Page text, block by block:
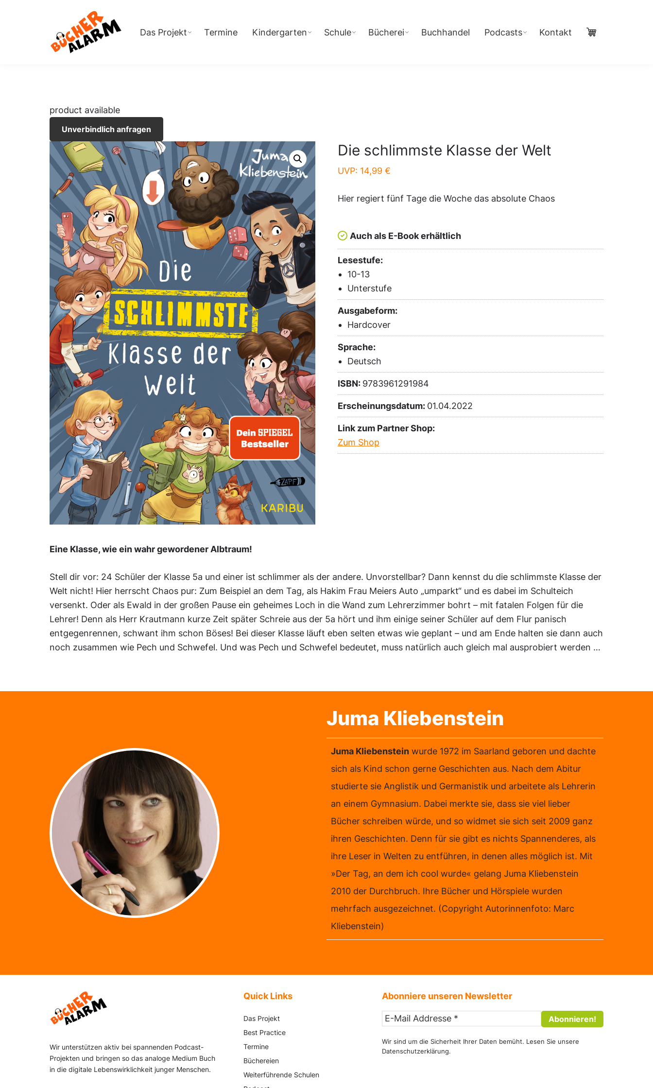
Das Projekt Termine Kindergarten Schule Bücherei Buchhandel Podcasts Kontakt
product available
Unverbindlich anfragen
Die schlimmste Klasse der Welt
UVP: 14,99 €
Hier regiert fünf Tage die Woche das absolute Chaos
Auch als E-Book erhältlich
Lesestufe:
10-13
Unterstufe
Ausgabeform:
Hardcover
Sprache:
Deutsch
ISBN: 9783961291984
Erscheinungsdatum: 01.04.2022
Link zum Partner Shop:
Zum Shop
Eine Klasse, wie ein wahr gewordener Albtraum!
Stell dir vor: 24 Schüler der Klasse 5a und einer ist schlimmer als der andere. Unvorstellbar? Dann kennst du die schlimmste Klasse der
Welt nicht! Hier herrscht Chaos pur: Zum Beispiel an dem Tag, als Hakim Frau Meiers Auto „umparkt“ und es dabei im Schulteich
versenkt. Oder als Ewald in der großen Pause ein geheimes Loch in die Wand zum Lehrerzimmer bohrt – mit fatalen Folgen für die
Lehrer! Denn als Herr Krautmann kurze Zeit später Schreie aus der 5a hört und ihm einige seiner Schüler auf dem Flur panisch
entgegenrennen, schwant ihm schon Böses! Bei dieser Klasse läuft eben selten etwas wie geplant – und am Ende halten sie dann auch
noch zusammen wie Pech und Schwefel. Und was Pech und Schwefel bedeutet, muss natürlich auch gleich mal ausprobiert werden …
Juma Kliebenstein
Juma Kliebenstein wurde 1972 im Saarland geboren und dachte
sich als Kind schon gerne Geschichten aus. Nach dem Abitur
studierte sie Anglistik und Germanistik und arbeitete als Lehrerin
an einem Gymnasium. Dabei merkte sie, dass sie viel lieber
Bücher schreiben würde, und so widmet sie sich seit 2009 ganz
ihren Geschichten. Denn für sie gibt es nichts Spannenderes, als
ihre Leser in Welten zu entführen, in denen alles möglich ist. Mit
»Der Tag, an dem ich cool wurde« gelang Juma Kliebenstein
2010 der Durchbruch. Ihre Bücher und Hörspiele wurden
mehrfach ausgezeichnet. (Copyright Autorinnenfoto: Marc
Kliebenstein)
Wir unterstützen aktiv bei spannenden Podcast-
Projekten und bringen so das analoge Medium Buch
in die digitale Lebenswirklichkeit junger Menschen.
Quick Links
Das Projekt
Best Practice
Termine
Büchereien
Weiterführende Schulen
Abonniere unseren Newsletter
Wir sind um die Sicherheit Ihrer Daten bemüht. Lesen Sie unsere
Datenschutzerklärung.